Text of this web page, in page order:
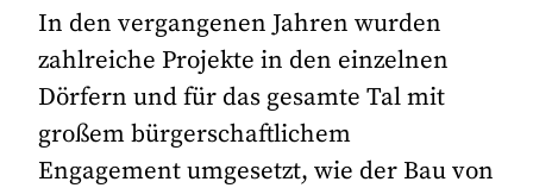
In den vergangenen Jahren wurden
zahlreiche Projekte in den einzelnen
Dörfern und für das gesamte Tal mit
großem bürgerschaftlichem
Engagement umgesetzt, wie der Bau von